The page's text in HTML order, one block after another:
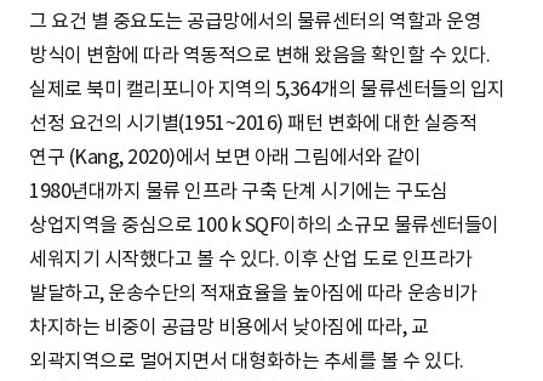
그 요건 별 중요도는 공급망에서의 물류센터의 역할과 운영
방식이 변함에 따라 역동적으로 변해 왔음을 확인할 수 있다.
실제로 북미 캘리포니아 지역의 5,364개의 물류센터들의 입지
선정 요건의 시기별(1951~2016) 패턴 변화에 대한 실증적
연구 (Kang, 2020)에서 보면 아래 그림에서와 같이
1980년대까지 물류 인프라 구축 단계 시기에는 구도심
상업지역을 중심으로 100 k SQF이하의 소규모 물류센터들이
세워지기 시작했다고 볼 수 있다. 이후 산업 도로 인프라가
발달하고, 운송수단의 적재효율을 높아짐에 따라 운송비가
차지하는 비중이 공급망 비용에서 낮아짐에 따라, 교
외곽지역으로 멀어지면서 대형화하는 추세를 볼 수 있다.